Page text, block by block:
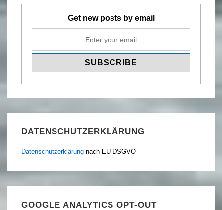
Get new posts by email
DATENSCHUTZERKLÄRUNG
Datenschutzerklärung nach EU-DSGVO
GOOGLE ANALYTICS OPT-OUT